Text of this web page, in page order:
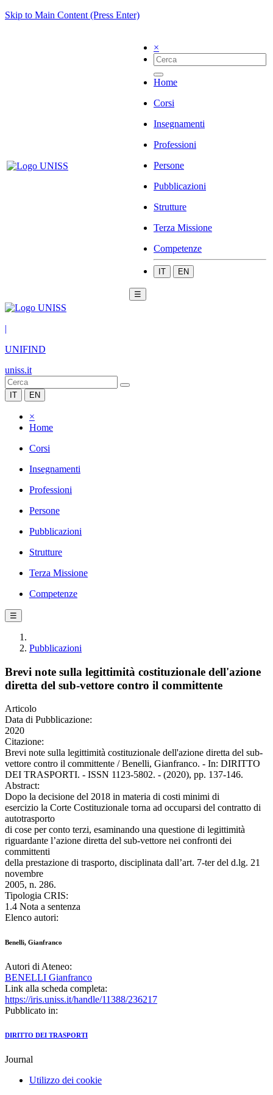
Skip to Main Content (Press Enter)
×
Home
Corsi
Insegnamenti
Professioni
Persone
Pubblicazioni
Strutture
Terza Missione
Competenze
IT EN
☰
|
UNIFIND
uniss.it
IT EN
×
Home
Corsi
Insegnamenti
Professioni
Persone
Pubblicazioni
Strutture
Terza Missione
Competenze
☰
Pubblicazioni
Brevi note sulla legittimità costituzionale dell'azione
diretta del sub-vettore contro il committente
Articolo
Data di Pubblicazione:
2020
Citazione:
Brevi note sulla legittimità costituzionale dell'azione diretta del sub-
vettore contro il committente / Benelli, Gianfranco. - In: DIRITTO
DEI TRASPORTI. - ISSN 1123-5802. - (2020), pp. 137-146.
Abstract:
Dopo la decisione del 2018 in materia di costi minimi di
esercizio la Corte Costituzionale torna ad occuparsi del contratto di
autotrasporto
di cose per conto terzi, esaminando una questione di legittimità
riguardante l’azione diretta del sub-vettore nei confronti dei
committenti
della prestazione di trasporto, disciplinata dall’art. 7-ter del d.lg. 21
novembre
2005, n. 286.
Tipologia CRIS:
1.4 Nota a sentenza
Elenco autori:
Benelli, Gianfranco
Autori di Ateneo:
BENELLI Gianfranco
Link alla scheda completa:
https://iris.uniss.it/handle/11388/236217
Pubblicato in:
DIRITTO DEI TRASPORTI
Journal
Utilizzo dei cookie